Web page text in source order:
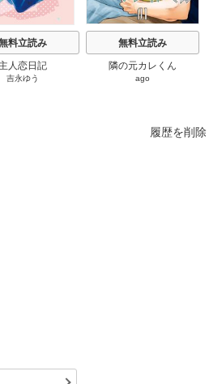
料立読み
主人恋日記
吉永ゆう
無料立読み
隣の元カレくん
ago
履歴を削除